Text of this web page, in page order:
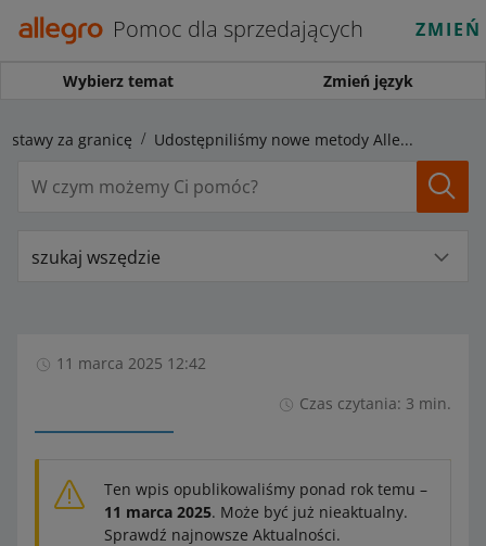
Pomoc dla sprzedających
Wybierz temat Zmień język
za granicę Udostępniliśmy nowe metody Allegro Packeta do Czech, Słowacji i Węgier, które obsłuży ORLEN Paczka
szukaj wszędzie
11 marca 2025 12:42
Czas czytania: 3 min.
Ten wpis opublikowaliśmy ponad rok temu –
11 marca 2025. Może być już nieaktualny.
Sprawdź najnowsze Aktualności.